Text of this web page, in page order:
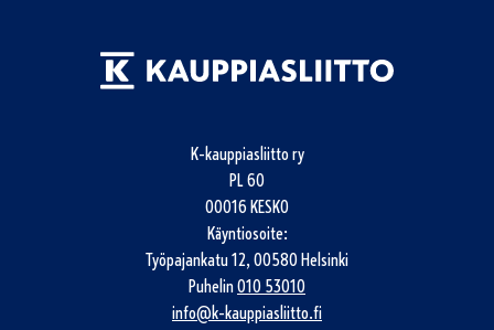
K-kauppiasliitto ry
PL 60
00016 KESKO
Käyntiosoite:
Työpajankatu 12, 00580 Helsinki
Puhelin010 53010
info@k-kauppiasliitto.fi